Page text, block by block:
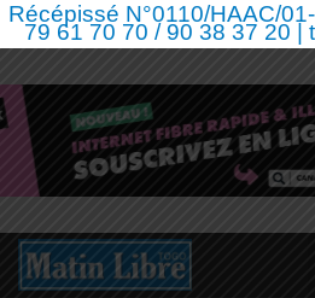
Récépissé N°0110/HAAC/
79 61 70 70 / 90 38 37 20 |